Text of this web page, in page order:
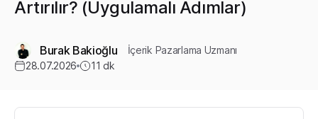
Artırılır? (Uygulamalı Adımlar)
Burak Bakioğlu
İçerik Pazarlama Uzmanı
28.07.2026
11 dk